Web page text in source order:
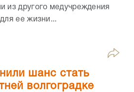
из другого медучреждения
ее жизни...
шанс стать
волгоградке